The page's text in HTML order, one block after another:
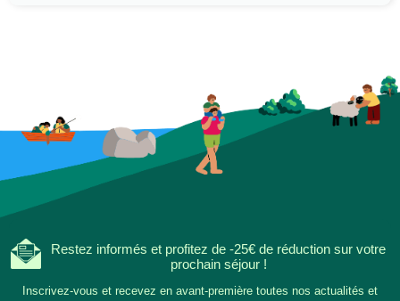
Restez informés et profitez de -25€ de réduction sur votre
prochain séjour !
Inscrivez-vous et recevez en avant-première toutes nos actualités et